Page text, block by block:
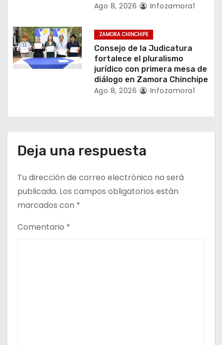
d
a
s
Ago 8, 2026 Infozamora1
ZAMORA CHINCHIPE
Consejo de la Judicatura
fortalece el pluralismo
jurídico con primera mesa de
diálogo en Zamora Chinchipe
Ago 8, 2026 Infozamora1
Deja una respuesta
Tu dirección de correo electrónico no será
publicada. Los campos obligatorios están
marcados con *
Comentario *